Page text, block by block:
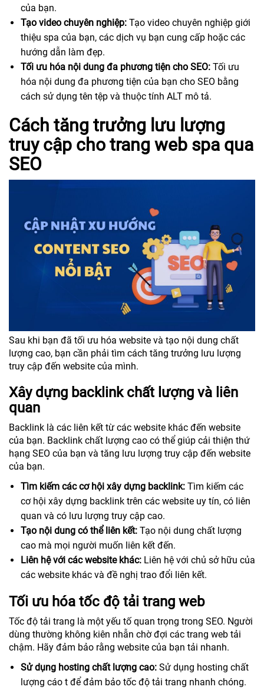
của bạn.
Tạo video chuyên nghiệp: Tạo video chuyên nghiệp giới
thiệu spa của bạn, các dịch vụ bạn cung cấp hoặc các
hướng dẫn làm đẹp.
Tối ưu hóa nội dung đa phương tiện cho SEO: Tối ưu
hóa nội dung đa phương tiện của bạn cho SEO bằng
cách sử dụng tên tệp và thuộc tính ALT mô tả.
Cách tăng trưởng lưu lượng
truy cập cho trang web spa qua
SEO
Sau khi bạn đã tối ưu hóa website và tạo nội dung chất
lượng cao, bạn cần phải tìm cách tăng trưởng lưu lượng
truy cập đến website của mình.
Xây dựng backlink chất lượng và liên
quan
Backlink là các liên kết từ các website khác đến website
của bạn. Backlink chất lượng cao có thể giúp cải thiện thứ
hạng SEO của bạn và tăng lưu lượng truy cập đến website
của bạn.
Tìm kiếm các cơ hội xây dựng backlink: Tìm kiếm các
cơ hội xây dựng backlink trên các website uy tín, có liên
quan và có lưu lượng truy cập cao.
Tạo nội dung có thể liên kết: Tạo nội dung chất lượng
cao mà mọi người muốn liên kết đến.
Liên hệ với các website khác: Liên hệ với chủ sở hữu của
các website khác và đề nghị trao đổi liên kết.
Tối ưu hóa tốc độ tải trang web
Tốc độ tải trang là một yếu tố quan trọng trong SEO. Người
dùng thường không kiên nhẫn chờ đợi các trang web tải
chậm. Hãy đảm bảo rằng website của bạn tải nhanh.
Sử dụng hosting chất lượng cao: Sử dụng hosting chất
lượng cáo t để đảm bảo tốc độ tải trang nhanh chóng.